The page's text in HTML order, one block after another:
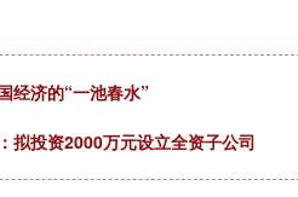
经济的“一池春水”
拟投资2000万元设立全资子公司